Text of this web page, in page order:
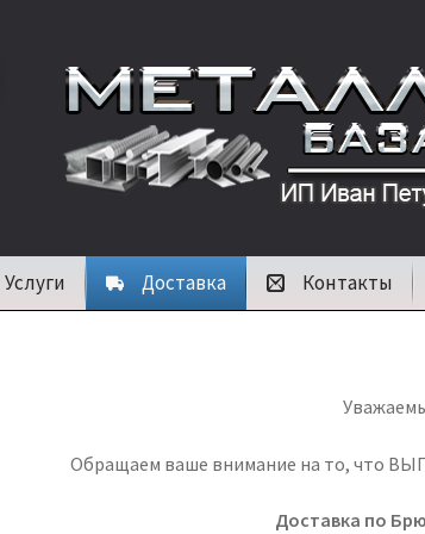
Услуги Доставка Контакты
Обращаем ваше внимание на то, что
Доставка по